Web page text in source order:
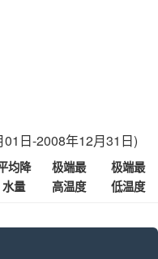
日-2008年12月31日)
均降
水量
极端最
高温度
极端最
低温度